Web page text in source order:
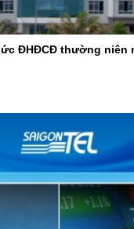
ĐHĐCĐ thường niên